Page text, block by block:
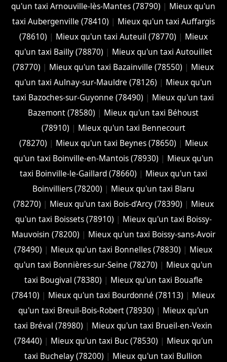
qu'un taxi Arnouville-lès-Mantes (78790) | Mieux qu'un
taxi Aubergenville (78410) | Mieux qu'un taxi Auffargis
(78610) | Mieux qu'un taxi Auteuil (78770) | Mieux
qu'un taxi Bailly (78870) | Mieux qu'un taxi Autouillet
(78770) | Mieux qu'un taxi Bazainville (78550) | Mieux
qu'un taxi Aulnay-sur-Mauldre (78126) | Mieux qu'un
taxi Bazoches-sur-Guyonne (78490) | Mieux qu'un taxi
Bazemont (78580) | Mieux qu'un taxi Béhoust
(78910) | Mieux qu'un taxi Bennecourt
(78270) | Mieux qu'un taxi Beynes (78650) | Mieux
qu'un taxi Boinville-en-Mantois (78930) | Mieux qu'un
taxi Boinville-le-Gaillard (78660) | Mieux qu'un taxi
Boinvilliers (78200) | Mieux qu'un taxi Blaru
(78270) | Mieux qu'un taxi Bois-d'Arcy (78390) | Mieux
qu'un taxi Boissets (78910) | Mieux qu'un taxi Boissy-
Mauvoisin (78200) | Mieux qu'un taxi Boissy-sans-Avoir
(78490) | Mieux qu'un taxi Bonnelles (78830) | Mieux
qu'un taxi Bonnières-sur-Seine (78270) | Mieux qu'un
taxi Bougival (78380) | Mieux qu'un taxi Bouafle
(78410) | Mieux qu'un taxi Bourdonné (78113) | Mieux
qu'un taxi Breuil-Bois-Robert (78930) | Mieux qu'un
taxi Bréval (78980) | Mieux qu'un taxi Brueil-en-Vexin
(78440) | Mieux qu'un taxi Buc (78530) | Mieux qu'un
taxi Buchelay (78200) | Mieux qu'un taxi Bullion